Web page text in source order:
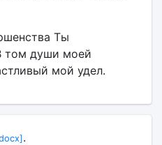
Ты
том души моей
мой удел.
.